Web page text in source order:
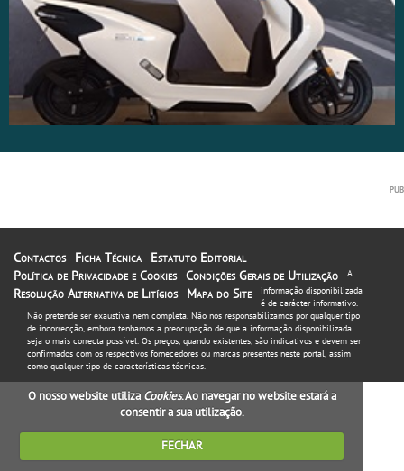
Contactos Ficha Técnica
Estatuto Editorial
Política de Privacidade e Cookies Condições Gerais de Utilização
Resolução Alternativa de Litígios
Mapa do Site
A
informação disponibilizada
é de carácter informativo.
Não pretende ser exaustiva nem completa. Não nos responsabilizamos por qualquer tipo
de incorrecção, embora tenhamos a preocupação de que a informação disponibilizada
seja o mais correcta possível. Os preços, quando existentes, são indicativos e devem ser
confirmados com os respectivos fornecedores ou marcas presentes neste portal, assim
como qualquer tipo de características técnicas.
O nosso website utiliza Cookies. Ao navegar no website estará a
consentir a sua utilização.
FECHAR